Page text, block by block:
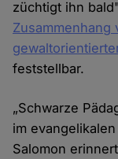
züchtigt ihn
Zusammenhang
feststellbar.
„Schwarze
im
Salomon